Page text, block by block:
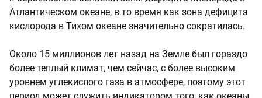
Атлантическом океане, в то время как зона дефицита
кислорода в Тихом океане значительно сократилась.
Около 15 миллионов лет назад на Земле был гораздо
более теплый климат, чем сейчас, с более высоким
уровнем углекислого газа в атмосфере, поэтому этот
период может служить индикатором того, как океаны